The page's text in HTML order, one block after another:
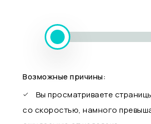
Возможные причины:
Вы просматриваете
со скоростью, намного